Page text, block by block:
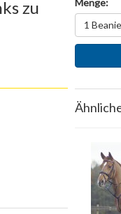
zu
Menge:
1